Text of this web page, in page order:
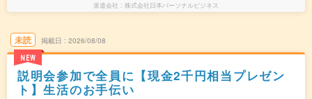
派遣会社 株式会社日本パーソナルビジネス
未読
NEW
掲載日 2026/08/08
説明会参加で全員に【現金2千円相当プレゼン
ト】生活のお手伝い